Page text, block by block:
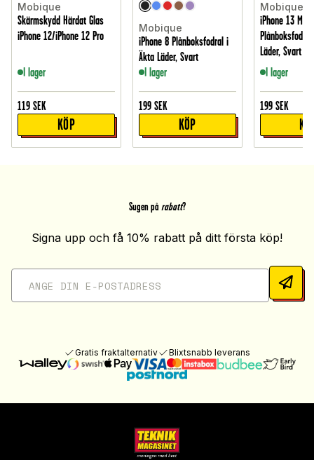
Mobique
Skärmskydd Härdat Glas
iPhone 12/iPhone 12 Pro
I lager
119 SEK
KÖP
Mobique
iPhone 8 Plånboksfodral i
Äkta Läder, Svart
I lager
199 SEK
KÖP
Mobique
iPhone 13 Mini
Läder, Svart
I lager
199 SEK
Sugen på rabatt?
Signa upp och få 10% rabatt på ditt första köp!
Gratis fraktalternativ Blixtsnabb leverans